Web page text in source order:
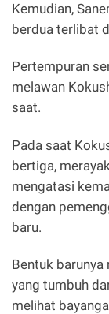
Kemudian,
berdua terlibat
Pertempuran
melawan
saat.
Pada saat
bertiga,
mengatasi
dengan
baru.
Bentuk
yang tumbuh
melihat